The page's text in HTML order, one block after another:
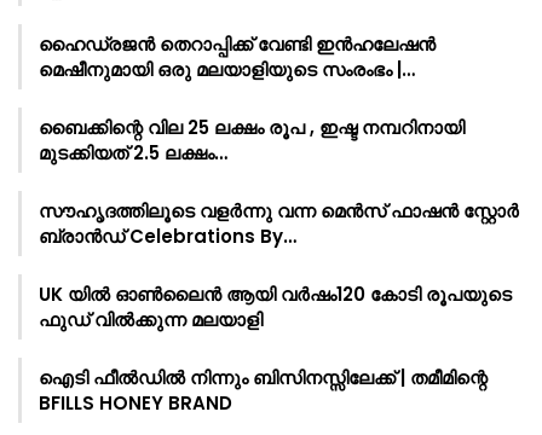
ഹൈഡ്രജൻ തെറാപ്പിക്ക് വേണ്ടി ഇൻഹലേഷൻ
മെഷീനുമായി ഒരു മലയാളിയുടെ സംരംഭം |…
ബൈക്കിന്റെ വില 25 ലക്ഷം രൂപ , ഇഷ്ട നമ്പറിനായി
മുടക്കിയത് 2.5 ലക്ഷം…
സൗഹൃദത്തിലൂടെ വളർന്നു വന്ന മെൻസ് ഫാഷൻ സ്റ്റോർ
ബ്രാൻഡ് Celebrations By…
UK യിൽ ഓൺലൈൻ ആയി വർഷം120 കോടി രൂപയുടെ
ഫുഡ് വിൽക്കുന്ന മലയാളി
ഐടി ഫീൽഡിൽ നിന്നും ബിസിനസ്സിലേക്ക് | തമീമിന്റെ
BFILLS HONEY BRAND